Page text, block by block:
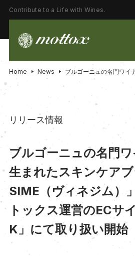
Contribute to a Life with Wines.
Home News ブルゴーニュの名門ワイ
リリース情報
ブルゴーニュの名門
生まれたスキンケア
SIME（ヴィネジム）
トックス運営のECサ
K」にて取り扱い開始